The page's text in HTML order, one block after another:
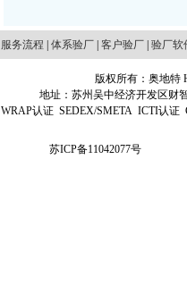
服务流程 体系验厂| 客户验厂| 验厂软
版权所有：奥地特
地址：苏州吴中经济开发区财
WRAP认证 SEDEX/SMETA ICTI认证
苏ICP备11042077号